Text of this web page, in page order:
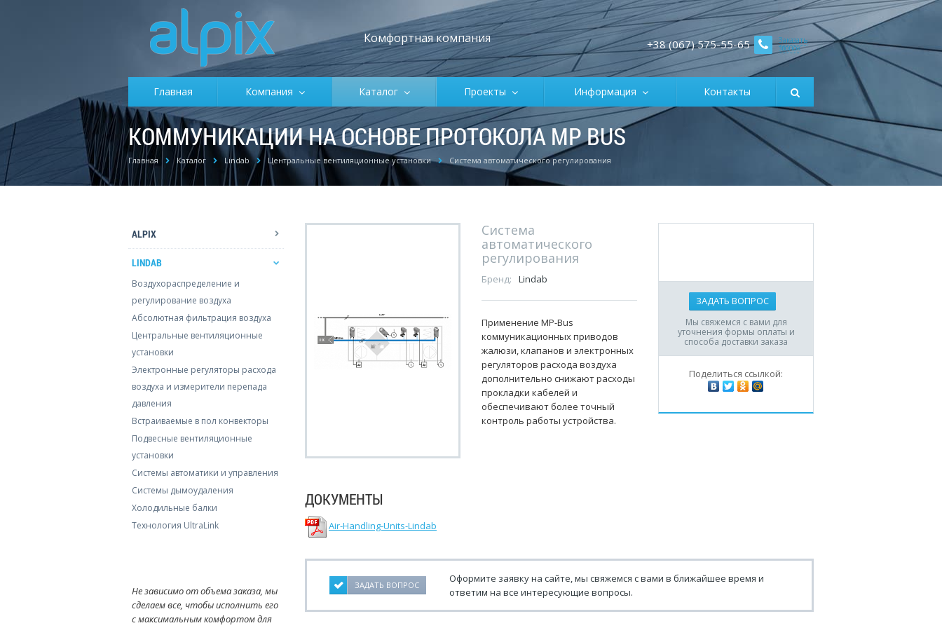
Комфортная компания Заказать
звонок
+38 (067) 575-55-65
Главная Компания Каталог Проекты Информация Контакты
КОММУНИКАЦИИ НА ОСНОВЕ ПРОТОКОЛА MP BUS
Главная Каталог Lindab Центральные вентиляционные установки Система автоматического регулирования
ALPIX
LINDAB
Воздухораспределение и
регулирование воздуха
Абсолютная фильтрация воздуха
Центральные вентиляционные
установки
Электронные регуляторы расхода
воздуха и измерители перепада
давления
Встраиваемые в пол конвекторы
Подвесные вентиляционные
установки
Системы автоматики и управления
Системы дымоудаления
Холодильные балки
Технология UltraLink
Не зависимо от объема заказа, мы
сделаем все, чтобы исполнить его
с максимальным комфортом для
Система
автоматического
регулирования
Бренд: Lindab
Применение MP-Bus
коммуникационных приводов
жалюзи, клапанов и электронных
регуляторов расхода воздуха
дополнительно снижают расходы
прокладки кабелей и
обеспечивают более точный
контроль работы устройства.
ЗАДАТЬ ВОПРОС
Мы свяжемся с вами для
уточнения формы оплаты и
способа доставки заказа
Поделиться ссылкой:
ДОКУМЕНТЫ
Air-Handling-Units-Lindab
ЗАДАТЬ ВОПРОС
Оформите заявку на сайте, мы свяжемся с вами в ближайшее время и
ответим на все интересующие вопросы.